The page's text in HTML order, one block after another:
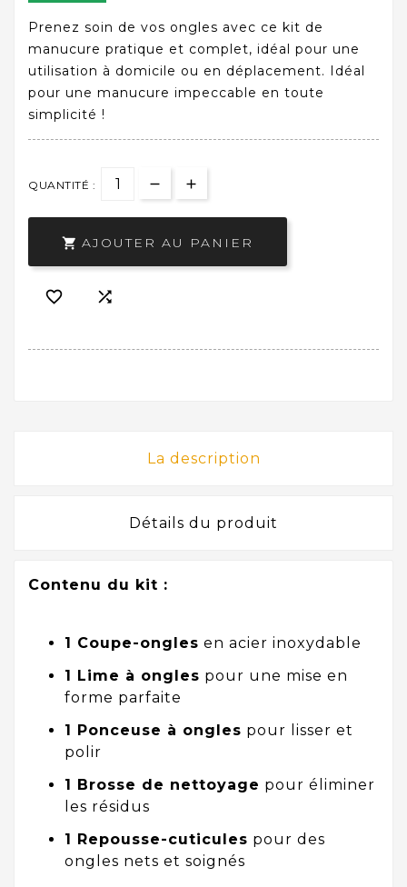
Prenez soin de vos ongles avec ce kit de
manucure pratique et complet, idéal pour une
utilisation à domicile ou en déplacement. Idéal
pour une manucure impeccable en toute
simplicité !
QUANTITÉ :
 AJOUTER AU PANIER
 
La description
Détails du produit
Contenu du kit :
1 Coupe-ongles en acier inoxydable
1 Lime à ongles pour une mise en
forme parfaite
1 Ponceuse à ongles pour lisser et
polir
1 Brosse de nettoyage pour éliminer
les résidus
1 Repousse-cuticules pour des
ongles nets et soignés